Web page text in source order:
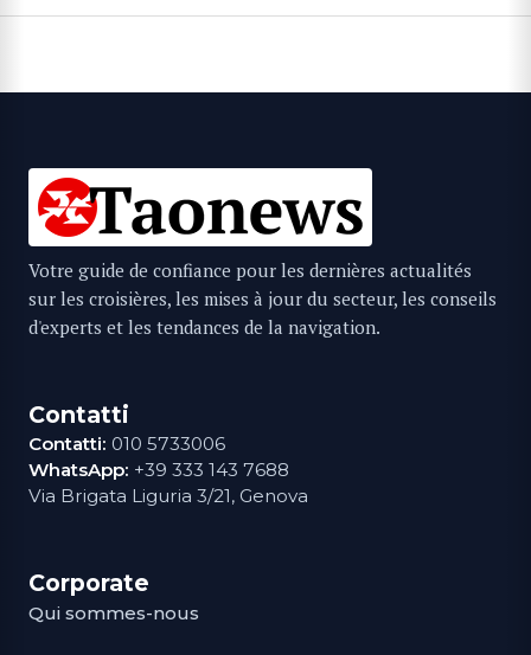
Votre guide de confiance pour les dernières actualités
sur les croisières, les mises à jour du secteur, les conseils
d'experts et les tendances de la navigation.
Contatti
Contatti: 010 5733006
WhatsApp: +39 333 143 7688
Via Brigata Liguria 3/21, Genova
Corporate
Qui sommes-nous